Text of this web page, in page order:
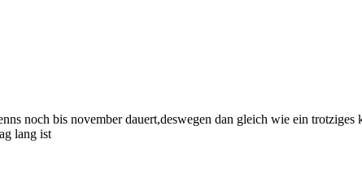
noch bis november dauert,deswegen dan gleich wie ein
lang ist